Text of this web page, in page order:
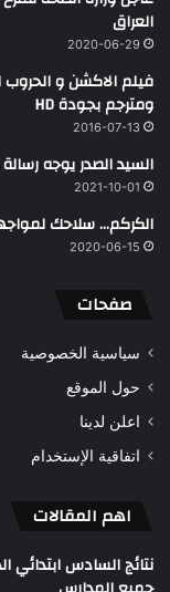
العراق
2020-06-29
ومترجم بجودة HD
2016-07-13
السيد الصدر يوجه
2021-10-01
الكركم… سلاحك
2020-06-15
صفحات
سياسية الخصوصية
حول الموقع
اعلن لدينا
اتفاقية الإستخدام
اهم المقالات